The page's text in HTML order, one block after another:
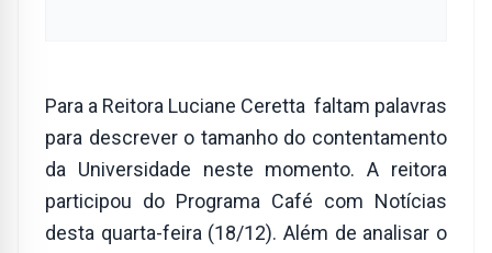
Para a Reitora Luciane Ceretta faltam palavras
para descrever o tamanho do contentamento
da Universidade neste momento. A reitora
participou do Programa Café com Notícias
desta quarta-feira (18/12). Além de analisar o